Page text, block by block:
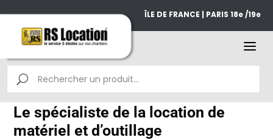
ÎLE DE FRANCE | PARIS 18e /19e
Le spécialiste de la location de
matériel et d’outillage